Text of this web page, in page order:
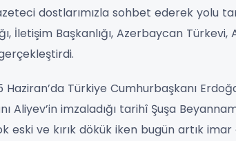
dostlarımızla sohbet ederek yolu
İletişim Başkanlığı, Azerbaycan Türkevi,
Haziran’da Türkiye Cumhurbaşkanı
Aliyev’in imzaladığı tarihî Şuşa
eski ve kırık dökük iken bugün artık